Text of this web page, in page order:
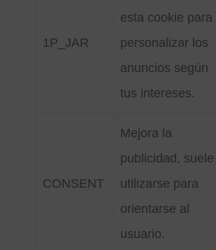
1P_JAR
esta cookie para
personalizar los
anuncios según
tus intereses.
CONSENT
Mejora la
publicidad, suele
utilizarse para
orientarse al
usuario.